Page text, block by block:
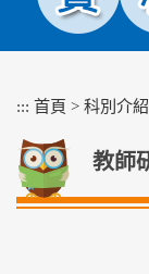
塊
::: 首頁 > 科別介紹
教師